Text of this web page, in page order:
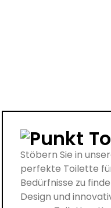
Stöbern Sie in
perfekte Toilette
Bedürfnisse zu
Design und